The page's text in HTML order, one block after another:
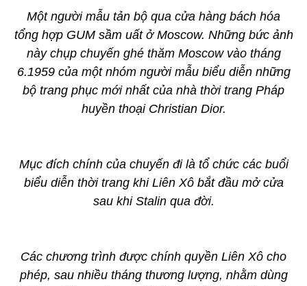
Một người mẫu tản bộ qua cửa hàng bách hóa
tổng hợp GUM sầm uất ở Moscow. Những bức ảnh
này chụp chuyến ghé thăm Moscow vào tháng
6.1959 của một nhóm người mẫu biểu diễn những
bộ trang phục mới nhất của nhà thời trang Pháp
huyền thoại Christian Dior.
Mục đích chính của chuyến đi là tổ chức các buổi
biểu diễn thời trang khi Liên Xô bắt đầu mở cửa
sau khi Stalin qua đời.
Các chương trình được chính quyền Liên Xô cho
phép, sau nhiều tháng thương lượng, nhằm dùng